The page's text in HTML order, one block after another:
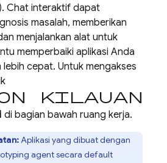
Chat interaktif dapat
masalah, memberikan
menjalankan alat untuk
memperbaiki aplikasi Anda
lebih cepat. Untuk mengakses
kilauan
di bagian bawah ruang kerja.
Aplikasi yang dibuat dengan
agentsecara default